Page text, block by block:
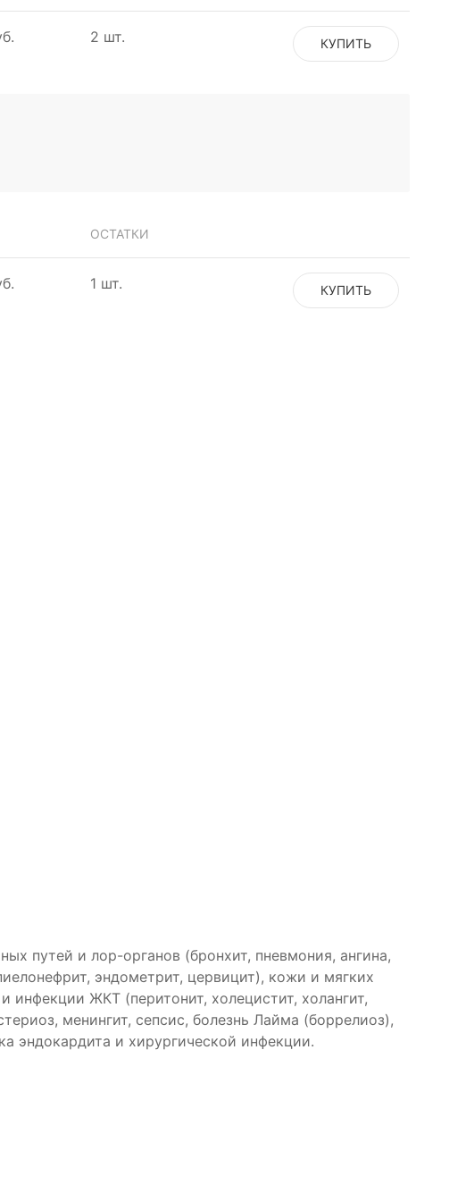
2 шт. КУПИТЬ
ОСТАТКИ
1 шт. КУПИТЬ
путей и лор-органов (бронхит, пневмония, ангина,
эндометрит, цервицит), кожи и мягких
ЖКТ (перитонит, холецистит, холангит,
менингит, сепсис, болезнь Лайма (боррелиоз),
эндокардита и хирургической инфекции.